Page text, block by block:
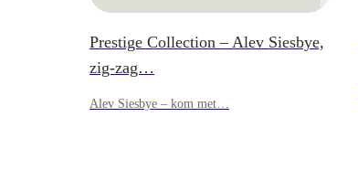
Prestige Collection – Alev Siesbye,
zig-zag…
Alev Siesbye – kom met…